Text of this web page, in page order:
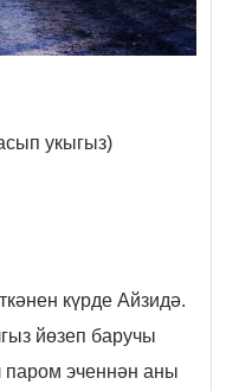
укыгыз)
күрде Айзидә.
йөзеп баручы
эченнән аны